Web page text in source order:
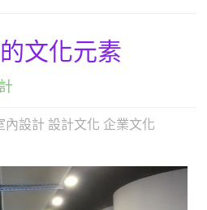
文化元素
內設計 設計文化 企業文化